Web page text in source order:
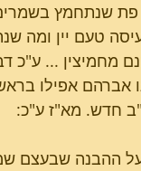
אפילו פת שנתחמץ
טעם יין
מחמיצין ... ע"כ
ורבינו אברהם
חדש. מא"ז ע"כ:
ההבנה שבעצם